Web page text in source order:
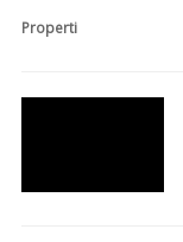
Properti